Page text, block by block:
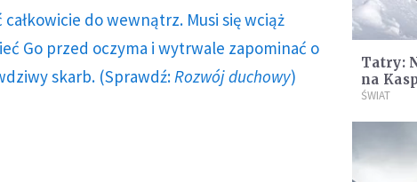
do wewnątrz. Musi się wciąż
Go przed oczyma i wytrwale zapominać o
skarb. (Sprawdź: Rozwój duchowy)
Tatry:
na
ŚWIAT